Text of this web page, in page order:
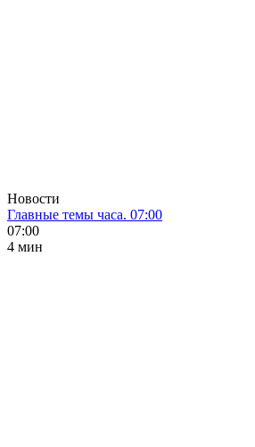
Новости
Главные темы часа. 07:00
07:00
4 мин